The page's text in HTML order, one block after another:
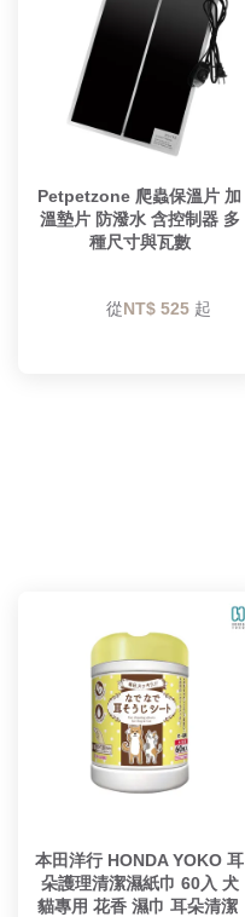
Petpetzone 爬蟲保溫片 加
溫墊片 防潑水 含控制器 多
種尺寸與瓦數
        從
NT$ 525 起
本田洋行 HONDA YOKO 耳
朵護理清潔濕紙巾 60入 犬
貓專用 花香 濕巾 耳朵清潔